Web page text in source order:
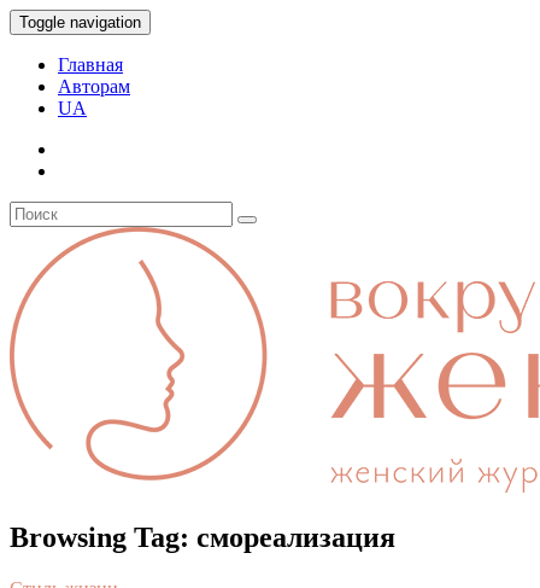
Toggle navigation
Главная
Авторам
UA
Browsing Tag: смореализация